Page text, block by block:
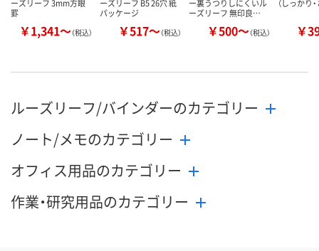
ーズリーフ 3mm方眼
罫
￥1,341～（税込）
ーズリーフ B5 26穴 紙
パッケージ
￥517～（税込）
ー裏うつりしにくいル
ーズリーフ 無印良…
￥500～（税込）
（しっかり
￥
ルーズリーフ/バインダーのカテゴリー
ノート/メモのカテゴリー
オフィス用品のカテゴリー
作業・研究用品のカテゴリー